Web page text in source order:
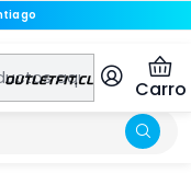
Carro